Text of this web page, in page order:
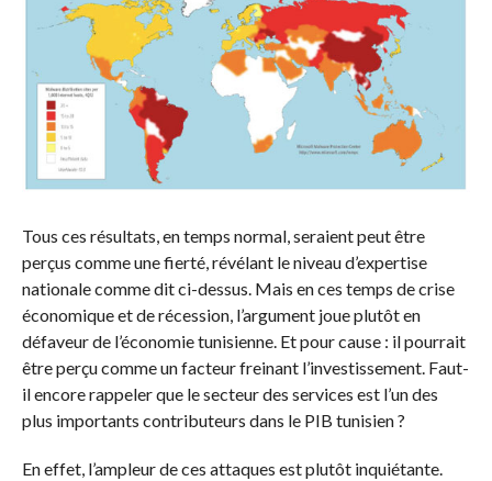
Tous ces résultats, en temps normal, seraient peut être
perçus comme une fierté, révélant le niveau d’expertise
nationale comme dit ci-dessus. Mais en ces temps de crise
économique et de récession, l’argument joue plutôt en
défaveur de l’économie tunisienne. Et pour cause : il pourrait
être perçu comme un facteur freinant l’investissement. Faut-
il encore rappeler que le secteur des services est l’un des
plus importants contributeurs dans le PIB tunisien ?
En effet, l’ampleur de ces attaques est plutôt inquiétante.